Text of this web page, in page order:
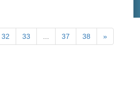
32 33 ... 37 38 »